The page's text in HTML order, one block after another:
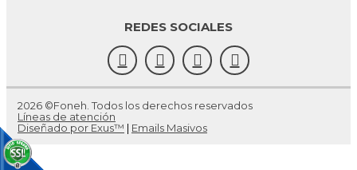
REDES SOCIALES
2026 ©Foneh. Todos los derechos reservados
Líneas de atención
Diseñado por Exus™ | Emails Masivos